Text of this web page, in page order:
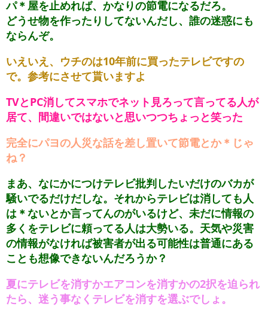
パ＊屋を止めれば、かなりの節電になるだろ。
どうせ物を作ったりしてないんだし、誰の迷惑にも
ならんぞ。
いえいえ、ウチのは10年前に買ったテレビですの
で。参考にさせて貰いますよ
TVとPC消してスマホでネット見ろって言ってる人が
居て、間違いではないと思いつつちょっと笑った
完全にパヨの人災な話を差し置いて節電とか＊じゃ
ね？
まあ、なにかにつけテレビ批判したいだけのバカが
騒いでるだけだしな。それからテレビは消しても人
は＊ないとか言ってんのがいるけど、未だに情報の
多くをテレビに頼ってる人は大勢いる。天気や災害
の情報がなければ被害者が出る可能性は普通にある
ことも想像できないんだろうか？
夏にテレビを消すかエアコンを消すかの2択を迫られ
たら、迷う事なくテレビを消すを選ぶでしょ。